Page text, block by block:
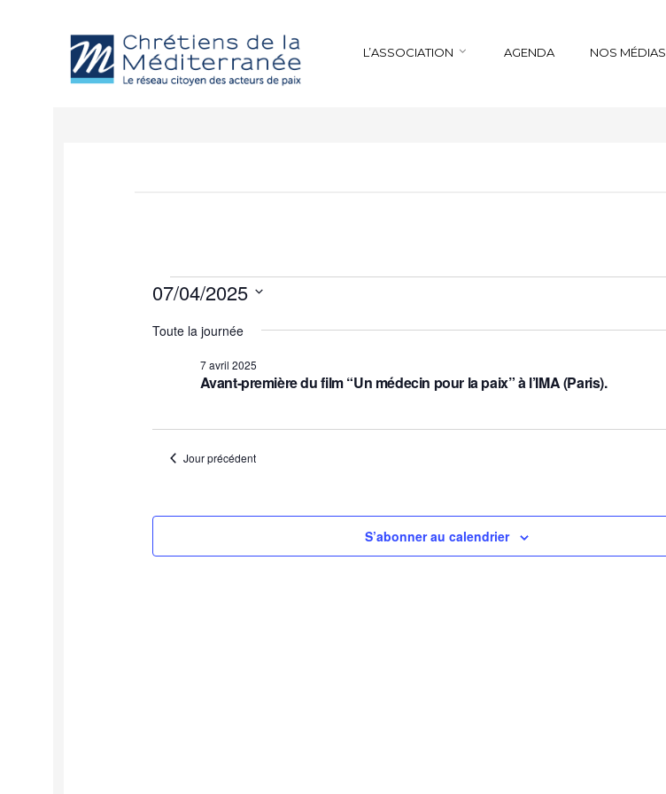
L’ASSOCIATION AGENDA NOS MÉDIAS
07/04/2025
une
Toute la journée
Avant-première du film “Un médecin pour la paix” à l’IMA (Paris).
7 avril 2025
Jour précédent
S’abonner au calendrier